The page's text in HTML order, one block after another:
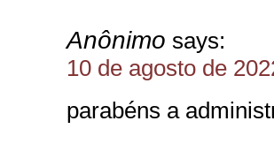
Anônimo says:
10 de agosto de
parabéns a